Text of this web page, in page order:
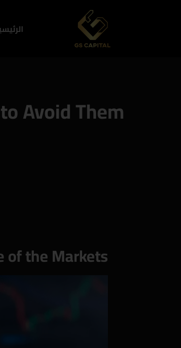
Avoid Them
of the Markets